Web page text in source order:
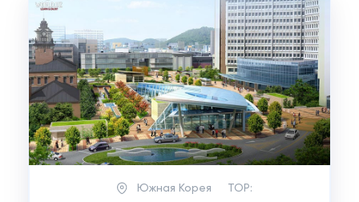
Южная Корея TOP: